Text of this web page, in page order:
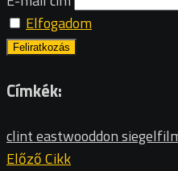
Elfogadom
Címkék:
clint eastwooddon siegel
Előző Cikk